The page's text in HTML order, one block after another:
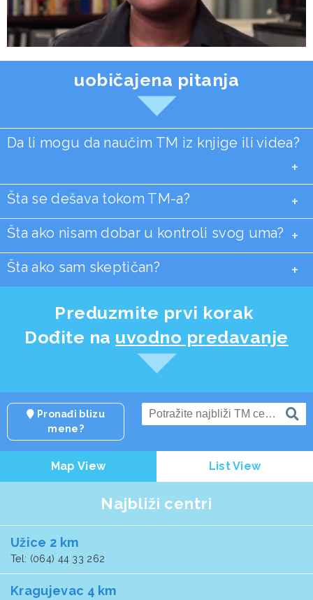
uobičajena pitanja
Da li mogu da naučim TM iz knjige ili videa?
+
Šta se dešava tokom TM-a? +
Šta ako nisam dobar u kontroli svog uma? +
Šta ako sam skeptičan? +
Preduzmite prvi korak
Dođite na uvodno predavanje
Pronađi blizu
mene?
Map View List View
Najbliži centri
Užice 2 km
Tel: (064) 44 33 262
Kragujevac 4 km